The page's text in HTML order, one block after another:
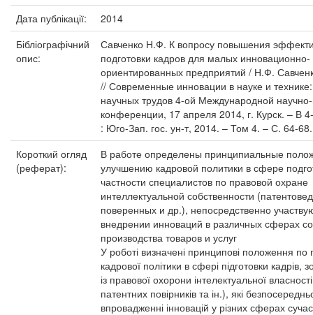
Дата публікації:
2014
Бібліографічний
опис:
Савченко Н.Ф. К вопросу повышения
подготовки кадров для малых инновационно-
ориентированных предприятий / Н.Ф.
// Современные инновации в науке и
научных трудов 4-ой Международной научно-
конференции, 17 апреля 2014, г. Курск. – В
: Юго-Зап. гос. ун-т, 2014. – Том 4. – С. 64-68.
Короткий огляд
(реферат):
В работе определены принципиальные
улучшению кадровой политики в сфере
частности специалистов по правовой охране
интеллектуальной собственности
поверенных и др.), непосредственно
внедрении инноваций в различных сферах
производства товаров и услуг
У роботі визначені принципові положення
кадрової політики в сфері підготовки кадрів,
із правової охорони інтелектуальної
патентних повірників та ін.), які
впровадженні інновацій у різних сферах